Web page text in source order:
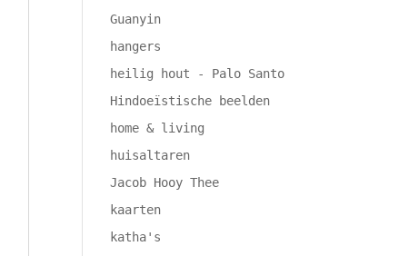
Guanyin
hangers
heilig hout - Palo Santo
Hindoeïstische beelden
home & living
huisaltaren
Jacob Hooy Thee
kaarten
katha's